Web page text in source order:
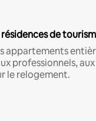
de
appartements
professionnels,
le relogement.